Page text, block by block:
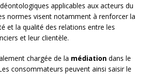
applicables aux acteurs du
normes visent notamment à renforcer la
et la qualité des relations entre les
et leur clientèle.
chargée de la médiation dans le
consommateurs peuvent ainsi saisir le